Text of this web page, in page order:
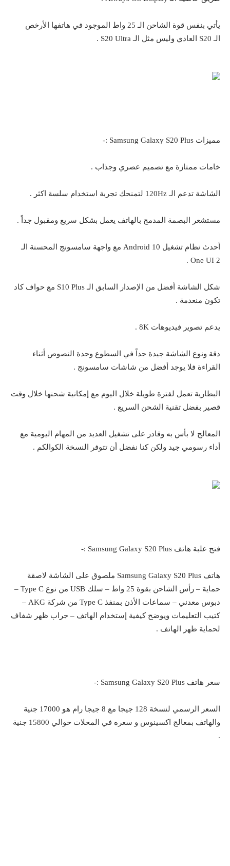
يأتي بنفس قوة الشاحن الـ 25 واط الموجود في هاتفها الأرخص
الـ S20 العادي وليس مثل الـ S20 Ultra .
مميزات Samsung Galaxy S20 Plus :-
خامات ممتازة مع تصميم عصري وجذاب .
الشاشة تدعم الـ 120Hz لتمنحك تجربة استخدام سلسة اكثر .
مستشعر البصمة المدمج بالهاتف يعمل بشكل سريع ومقبول جداً .
أحدث نظام تشغيل Android 10 مع واجهة سامسونج المحسنة الـ
One UI 2 .
شكل الشاشة أفضل من الإصدار السابق الـ S10 Plus مع حواف كاد
تكون منعدمة .
يدعم تصوير فيديوهات 8K .
دقة ونوع الشاشة جيدة جداً في السطوع وحدة النصوص أثناء
القراءة فلا يوجد أفضل من شاشات سامسونج .
البطارية تعمل لفترة طويلة خلال اليوم مع إمكانية شحنها خلال وقت
قصير بفضل تقنية الشحن السريع .
المعالج لا بأس به وقادر على تشغيل العديد من المهام اليومية مع
أداء رسومي جيد ولكن كنا نفضل أن تتوفر النسخة الكوالكم .
فتح علبة هاتف Samsung Galaxy S20 Plus :-
هاتف Samsung Galaxy S20 Plus ملصوق على الشاشة لاصقة
حماية – رأس الشاحن بقوة 25 واط – سلك USB من نوع Type C –
دبوس معدني – سماعات الأذن بمنفذ Type C من شركة AKG –
كتيب التعليمات ويوضح كيفية إستخدام الهاتف – جراب ظهر شفاف
لحماية ظهر الهاتف .
سعر هاتف Samsung Galaxy S20 Plus :-
السعر الرسمي لنسخة 128 جيجا مع 8 جيجا رام هو 17000 جنية
والهاتف بمعالج اكسينوس و سعره في المحلات حوالي 15800 جنية
.